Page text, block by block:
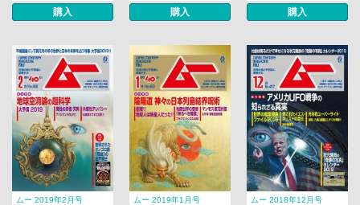
購入 購入 購入
ムー 2019年2月号 ムー 2019年1月号 ムー 2018年12月号